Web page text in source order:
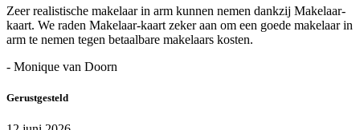
Zeer realistische makelaar in arm kunnen nemen dankzij Makelaar-
kaart. We raden Makelaar-kaart zeker aan om een goede makelaar in
arm te nemen tegen betaalbare makelaars kosten.
- Monique van Doorn
Gerustgesteld